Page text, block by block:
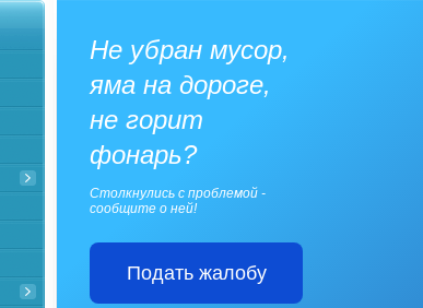
Не убран мусор,
яма на дороге,
не горит
фонарь?
Столкнулись с проблемой -
сообщите о ней!
Подать жалобу